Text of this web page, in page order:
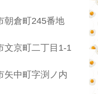
朝倉町245番地
文京町二丁目1-1
矢中町字渕ノ内